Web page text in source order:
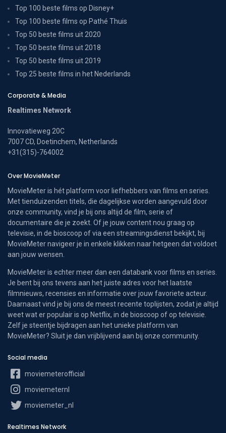
Top 100 beste films op Disney+
Top 100 beste films op Pathé Thuis
Top 50 beste films uit 2020
Top 50 beste films uit 2018
Top 50 beste films uit 2019
Top 25 beste films in het Nederlands
Corporate & Media
Realtimes Network
Innovatieweg 20C
7007 CD, Doetinchem, Netherlands
+31(315)-764002
Over MovieMeter
MovieMeter is hét platform voor liefhebbers van films en series.
Met tienduizenden titels, die dagelijkse worden aangevuld door
onze community, vind je bij ons altijd de film, serie of
documentaire die je zoekt. Of je jouw content nou graag op
televisie, in de bioscoop of via een streamingsdienst bekijkt, bij
MovieMeter navigeer je in enkele klikken naar hetgeen dat voldoet
aan jouw wensen.
MovieMeter is echter meer dan een databank voor films en series.
Je bent bij ons tevens aan het juiste adres voor het laatste
filmnieuws, recensies en informatie over jouw favoriete acteur.
Daarnaast vind je bij ons de meest recente toplijsten, zodat je altijd
weet wat er populair is op Netflix, in de bioscoop of op televisie.
Zelf je steentje bijdragen aan het unieke platform van
MovieMeter? Sluit je dan vrijblijvend aan bij onze community.
Social media
moviemeterofficial
moviemeternl
moviemeter_nl
Realtimes Network